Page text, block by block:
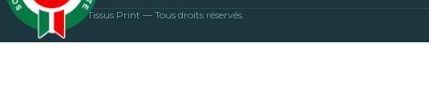
© 2026 Tissus Print — Tous droits réservés.